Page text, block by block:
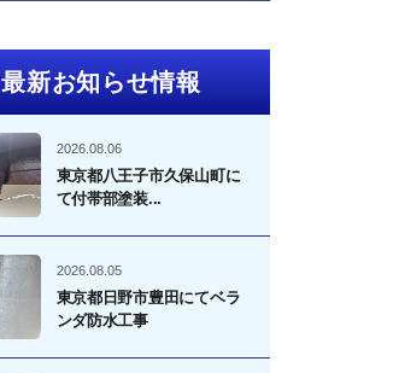
最新お知らせ情報
2026.08.06
東京都八王子市久保山町に
て付帯部塗装...
2026.08.05
東京都日野市豊田にてベラ
ンダ防水工事